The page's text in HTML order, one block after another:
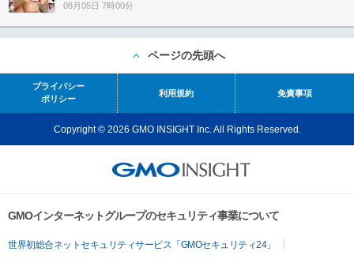
08月05日 7時00分
ページの先頭へ
プライバシー
ポリシー
利用規約 免責事項
Copyright © 2026 GMO INSIGHT Inc. All Rights Reserved.
GMOインターネットグループのセキュリティ事業について
世界初総合ネットセキュリティサービス「GMOセキュリティ24」